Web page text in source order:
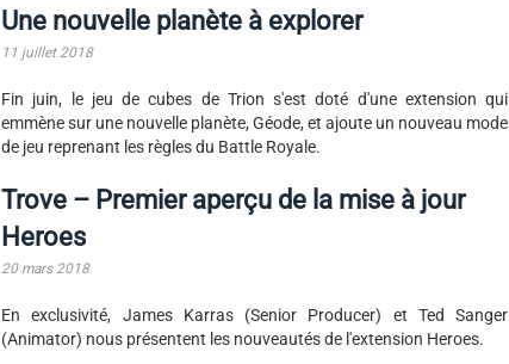
Une nouvelle planète à explorer
11 juillet 2018
Fin juin, le jeu de cubes de Trion s'est doté d'une extension qui
emmène sur une nouvelle planète, Géode, et ajoute un nouveau mode
de jeu reprenant les règles du Battle Royale.
Trove – Premier aperçu de la mise à jour
Heroes
20 mars 2018
En exclusivité, James Karras (Senior Producer) et Ted Sanger
(Animator) nous présentent les nouveautés de l'extension Heroes.